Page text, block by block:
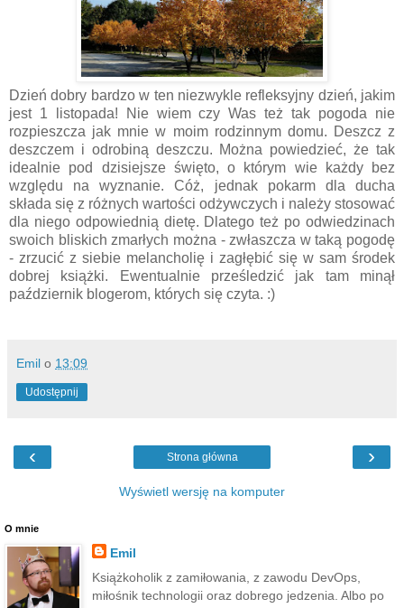
Dzień dobry bardzo w ten niezwykle refleksyjny dzień, jakim
jest 1 listopada! Nie wiem czy Was też tak pogoda nie
rozpieszcza jak mnie w moim rodzinnym domu. Deszcz z
deszczem i odrobiną deszczu. Można powiedzieć, że tak
idealnie pod dzisiejsze święto, o którym wie każdy bez
względu na wyznanie. Cóż, jednak pokarm dla ducha
składa się z różnych wartości odżywczych i należy stosować
dla niego odpowiednią dietę. Dlatego też po odwiedzinach
swoich bliskich zmarłych można - zwłaszcza w taką pogodę
- zrzucić z siebie melancholię i zagłębić się w sam środek
dobrej książki. Ewentualnie prześledzić jak tam minął
październik blogerom, których się czyta. :)
Emil o 13:09
Udostępnij
‹ ›
Strona główna
Wyświetl wersję na komputer
O mnie
Emil
Książkoholik z zamiłowania, z zawodu DevOps,
miłośnik technologii oraz dobrego jedzenia. Albo po